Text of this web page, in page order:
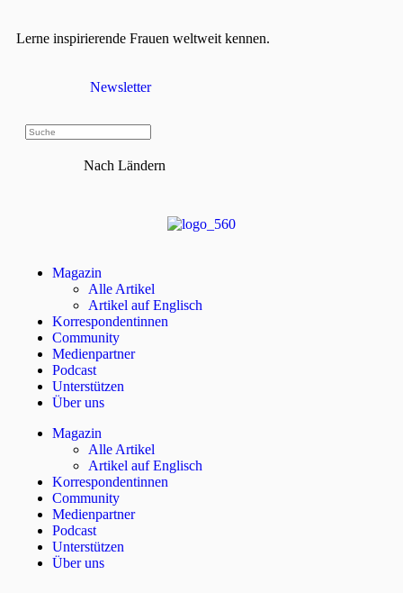
Lerne inspirierende Frauen weltweit kennen.
Newsletter
Nach Ländern
Magazin
Alle Artikel
Artikel auf Englisch
Korrespondentinnen
Community
Medienpartner
Podcast
Unterstützen
Über uns
Magazin
Alle Artikel
Artikel auf Englisch
Korrespondentinnen
Community
Medienpartner
Podcast
Unterstützen
Über uns